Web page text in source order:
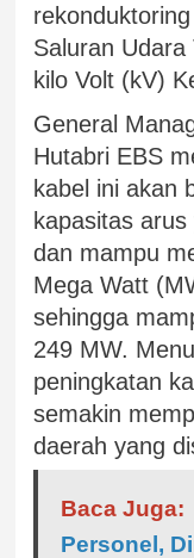
Saluran Udara
kilo Volt (kV)
General
Hutabri EBS
kabel ini akan
kapasitas
dan mampu
Mega Watt
sehingga
249 MW.
peningkatan
semakin
daerah yang
Baca Juga:
Personel,